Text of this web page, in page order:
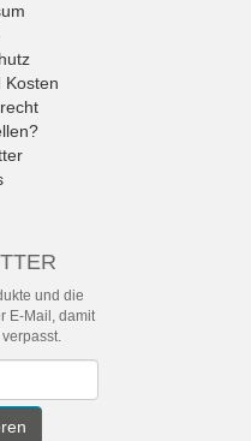
Kosten
und die
E-Mail, damit
verpasst.